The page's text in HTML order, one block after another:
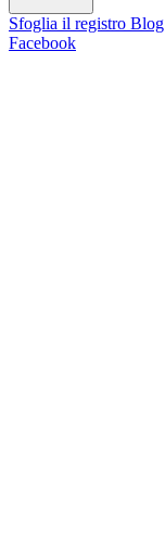
Sfoglia il registro Blog
Facebook